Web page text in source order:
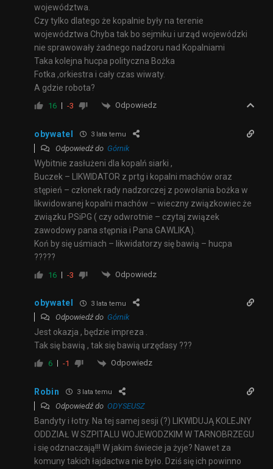
województwa.
Czy tylko dlatego że kopalnie były na terenie
województwa Chyba tak bo sejmiku i urząd wojewódzki
nie sprawowały żadnego nadzoru nad Kopalniami
Taka kolejna hucpa polityczna Bożka
Fotka ,orkiestra i cały czas wiwaty.
A gdzie robota?
16 -3 Odpowiedz
obywatel 3 lata temu
Odpowiedź do Górnik
Wybitnie zasłużeni dla kopalń siarki ,
Buczek – LIKWIDATOR z prtg i kopalni machów oraz
stępień – członek rady nadzorczej z powołania bożka w
likwidowanej kopalni machów – wieczny związkowiec że
związku PSiPG ( czy odwrotnie – czytaj związek
zawodowy pana stępnia i Pana GAWLIKA).
Koń by się uśmiach – likwidatorzy się bawią – hucpa
?????
16 -3 Odpowiedz
obywatel 3 lata temu
Odpowiedź do Górnik
Jest okazja , będzie impreza .
Tak się bawią , tak się bawią urzędasy ???
6 -1 Odpowiedz
Robin 3 lata temu
Odpowiedź do ODYSEUSZ
Bandyty i łotry. Na tej samej sesji (?) LIKWIDUJĄ KOLEJNY
ODDZIAŁ W SZPITALU WOJEWODZKIM W TARNOBRZEGU
i się odznaczają!!! W jakim świecie ja żyje? Nawet za
komuny takich łajdactwa nie było. Dziś się ich powinno